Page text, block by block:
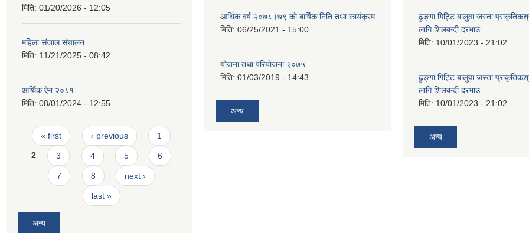
मिति: 01/20/2026 - 12:05
महिला संजाल संचालन
मिति: 11/21/2025 - 08:42
आर्थिक ‌ऐन २०८१
मिति: 08/01/2024 - 12:55
Pages
« first ‹ previous 1
2 3 4 5 6
7 8 next ›
last »
अन्य
आर्थिक वर्ष २०७८।७९ काे बार्षिक निति तथा कार्यक्रम
मिति: 06/25/2021 - 15:00
याेजना तथा परियाेजना २०७५
मिति: 01/03/2019 - 14:43
अन्य
ढुङ्गा गिट्टि बालुवा जस्ता
लागि शिलबन्दी दरभाउ
मिति: 10/01/2023 - 21:02
ढुङ्गा गिट्टि बालुवा जस्ता
लागि शिलबन्दी दरभाउ
मिति: 10/01/2023 - 21:02
अन्य